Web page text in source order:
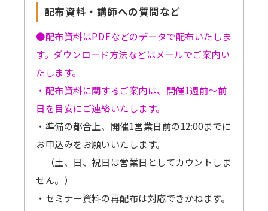
配布資料・講師への質問など
●配布資料はPDFなどのデータで配布いたしま
す。ダウンロード方法などはメールでご案内い
たします。
・配布資料に関するご案内は、開催1週前～前
日を目安にご連絡いたします。
・準備の都合上、開催1営業日前の12:00までに
お申込みをお願いいたします。
（土、日、祝日は営業日としてカウントしま
せん。）
・セミナー資料の再配布は対応できかねます。